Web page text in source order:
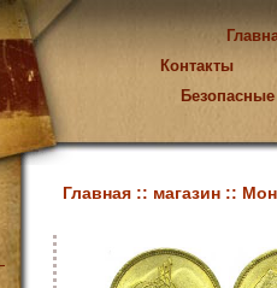
Контакты
Главная :: магазин ::